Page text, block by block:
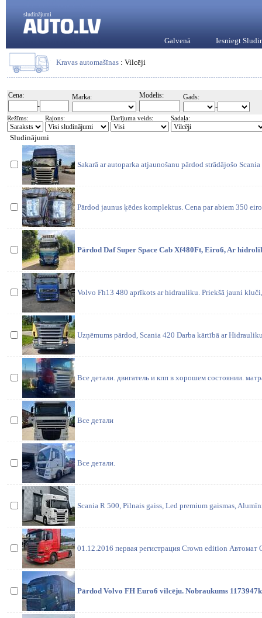
sludinājumi
Galvenā Iesniegt
Kravas automašīnas : Vilcēji
Cena:
-
Marka: Modelis:
Gads:
-
Režīms: Rajons: Darījuma veids: Sadaļa:
Sludinājumi
Sakarā ar autoparka atjaunošanu pārdod strādājošo
Pārdod jaunus ķēdes komplektus. Cena par abiem 350
Pārdod Daf Super Space Cab Xf480Ft, Eiro6, Ar
Volvo Fh13 480 aprīkots ar hidrauliku. Priekšā jauni
Uzņēmums pārdod, Scania 420 Darba kārtībā ar
Все детали. двигатель и кпп в хорошем состоянии.
Все детали
Все детали.
Scania R 500, Pilnais gaiss, Led premium gaismas,
01.12.2016 первая регистрация Crown edition
Pārdod Volvo FH Euro6 vilcēju. Nobraukums